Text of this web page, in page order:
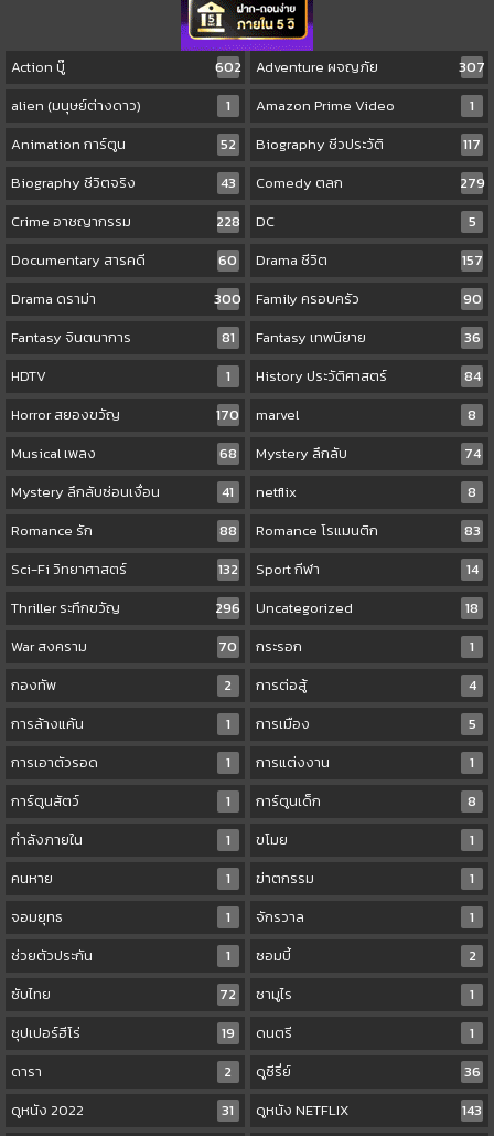
Action บู๊ 602 Adventure ผจญภัย
307
alien (มนุษย์ต่างดาว)
1 Amazon Prime Video
1
Animation การ์ตูน
52 Biography ชีวประวัติ
117
Biography ชีวิตจริง
43 Comedy ตลก
279
Crime อาชญากรรม
228 DC
5
Documentary สารคดี
60 Drama ชีวิต
157
Drama ดราม่า
300 Family ครอบครัว
90
Fantasy จินตนาการ
81 Fantasy เทพนิยาย
36
HDTV
1 History ประวัติศาสตร์
84
Horror สยองขวัญ
170 marvel
8
Musical เพลง
68 Mystery ลึกลับ
74
Mystery ลึกลับซ่อนเงื่อน
41 netflix
8
Romance รัก
88 Romance โรแมนติก
83
Sci-Fi วิทยาศาสตร์
132 Sport กีฬา
14
Thriller ระทึกขวัญ
296 Uncategorized
18
War สงคราม
70 กระรอก
1
กองทัพ
2 การต่อสู้
4
การล้างแค้น
1 การเมือง
5
การเอาตัวรอด
1 การแต่งงาน
1
การ์ตูนสัตว์
1 การ์ตูนเด็ก
8
กำลังภายใน
1 ขโมย
1
คนหาย
1 ฆ่าตกรรม
1
จอมยุทธ
1 จักรวาล
1
ช่วยตัวประกัน
1 ซอมบี้
2
ซับไทย
72 ซามูไร
1
ซุปเปอร์ฮีโร่
19 ดนตรี
1
ดารา
2 ดูซีรี่ย์
36
ดูหนัง 2022
31 ดูหนัง NETFLIX
143